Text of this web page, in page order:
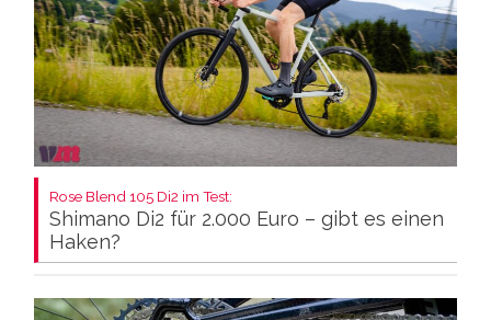
Rose Blend 105 Di2 im Test:
Shimano Di2 für 2.000 Euro – gibt es einen
Haken?